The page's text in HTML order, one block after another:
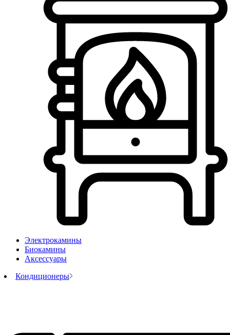
Электрокамины
Биокамины
Аксессуары
Кондиционеры